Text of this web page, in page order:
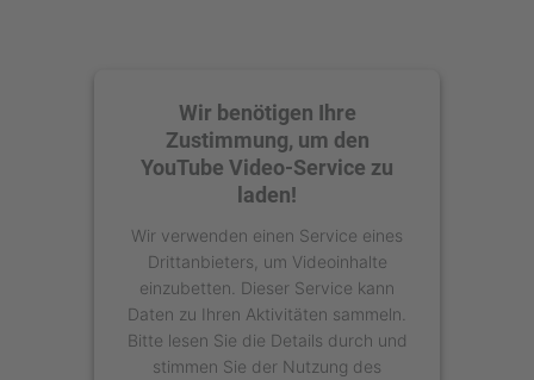
Wir benötigen Ihre
Zustimmung, um den
YouTube Video-Service zu
laden!
Wir verwenden einen Service eines
Drittanbieters, um Videoinhalte
einzubetten. Dieser Service kann
Daten zu Ihren Aktivitäten sammeln.
Bitte lesen Sie die Details durch und
stimmen Sie der Nutzung des